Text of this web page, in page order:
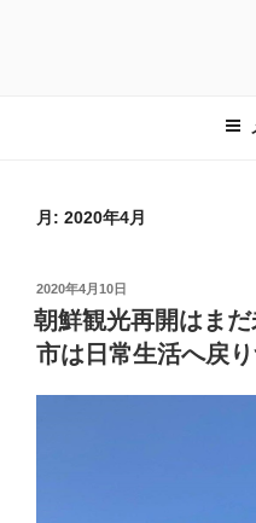
月: 2020年4月
投
稿
日:
2020年4月10日
朝鮮観光再開はま
市は日常生活へ戻